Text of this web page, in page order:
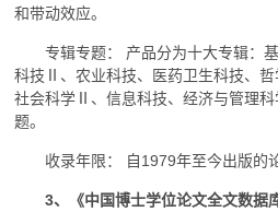
和带动效应。
专辑专题： 产品分为十大专辑：
科技Ⅱ、农业科技、医药卫生科技、
社会科学Ⅱ、信息科技、经济与管理
题。
收录年限： 自1979年至今出版的
3、《中国博士学位论文全文数据